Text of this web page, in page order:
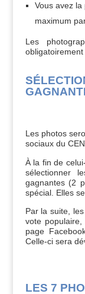
Vous avez
maximum
Les
Les photos
sociaux du
À la fin de
sélectionner
gagnantes (2
spécial. Elles
Par la suite,
vote
page
Celle-ci sera
LES 7